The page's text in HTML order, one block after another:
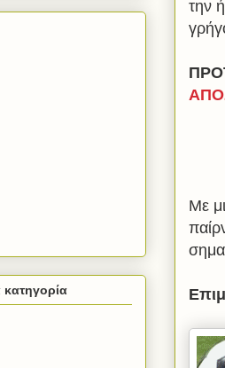
την
Με
κατηγορία